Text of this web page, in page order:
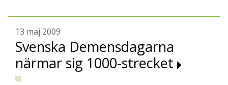
13 maj 2009
Svenska Demensdagarna
närmar sig 1000-strecket